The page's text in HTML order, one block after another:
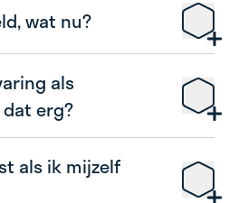
wat nu?
als
erg?
als ik mijzelf